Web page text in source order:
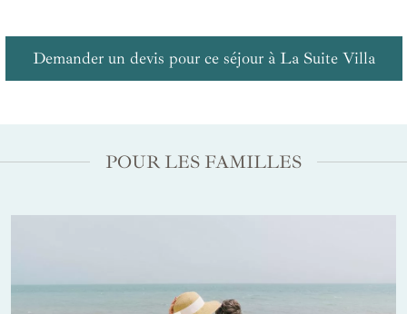
Demander un devis pour ce séjour à La Suite Villa
POUR LES FAMILLES